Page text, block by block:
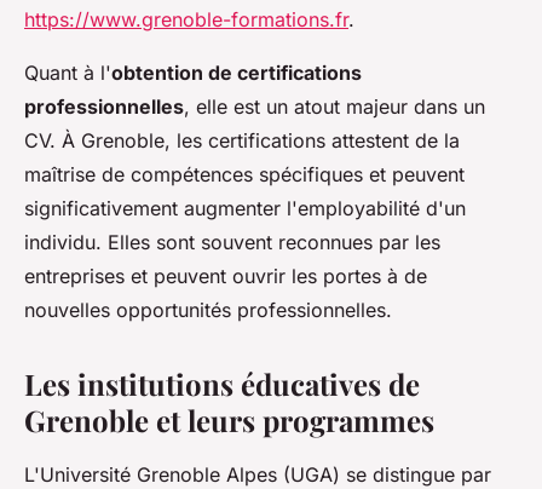
https://www.grenoble-formations.fr.
Quant à l'obtention de certifications
professionnelles, elle est un atout majeur dans un
CV. À Grenoble, les certifications attestent de la
maîtrise de compétences spécifiques et peuvent
significativement augmenter l'employabilité d'un
individu. Elles sont souvent reconnues par les
entreprises et peuvent ouvrir les portes à de
nouvelles opportunités professionnelles.
Les institutions éducatives de
Grenoble et leurs programmes
L'Université Grenoble Alpes (UGA) se distingue par